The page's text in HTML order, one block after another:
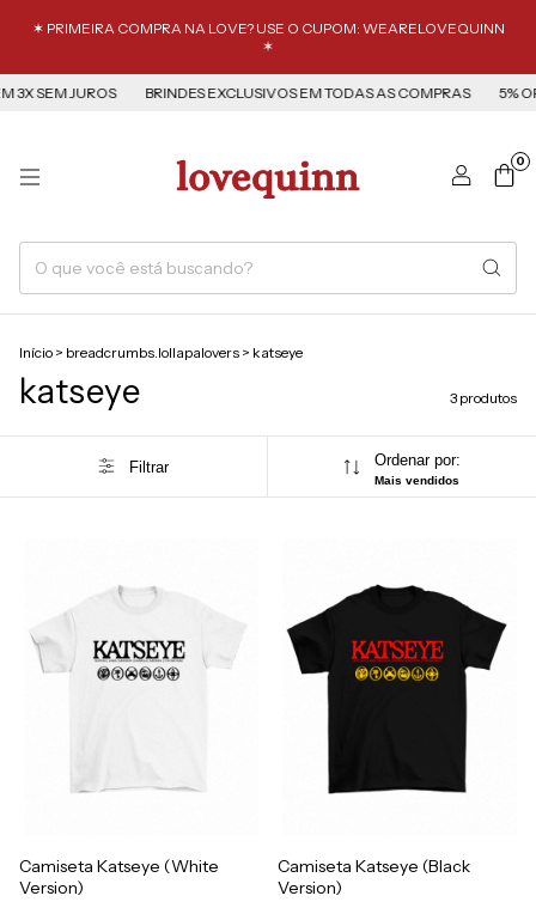
✶ PRIMEIRA COMPRA NA LOVE? USE O CUPOM: WEARELOVEQUINN
✶
3X SEM JUROS BRINDES EXCLUSIVOS EM TODAS AS COMPRAS 5%
0
Início > breadcrumbs.lollapalovers > katseye
katseye 3 produtos
Filtrar Ordenar por:
Mais vendidos
Camiseta Katseye (White
Version)
Camiseta Katseye (Black
Version)